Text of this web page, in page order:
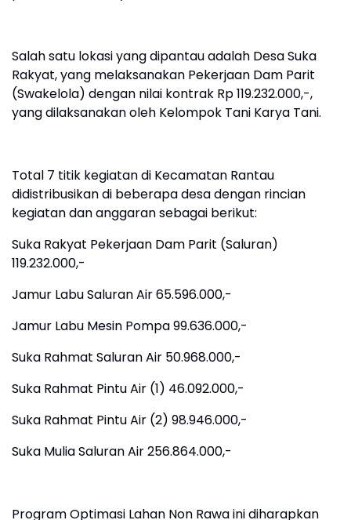
Salah satu lokasi yang dipantau adalah Desa Suka
Rakyat, yang melaksanakan Pekerjaan Dam Parit
(Swakelola) dengan nilai kontrak Rp 119.232.000,-,
yang dilaksanakan oleh Kelompok Tani Karya Tani.
Total 7 titik kegiatan di Kecamatan Rantau
didistribusikan di beberapa desa dengan rincian
kegiatan dan anggaran sebagai berikut:
Suka Rakyat Pekerjaan Dam Parit (Saluran)
119.232.000,-
Jamur Labu Saluran Air 65.596.000,-
Jamur Labu Mesin Pompa 99.636.000,-
Suka Rahmat Saluran Air 50.968.000,-
Suka Rahmat Pintu Air (1) 46.092.000,-
Suka Rahmat Pintu Air (2) 98.946.000,-
Suka Mulia Saluran Air 256.864.000,-
Program Optimasi Lahan Non Rawa ini diharapkan